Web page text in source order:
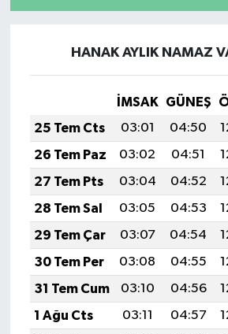
HANAK AYLIK NAMAZ
İMSAK GÜNEŞ
25 Tem Cts
03:01 04:50
26 Tem Paz
03:02 04:51
27 Tem Pts
03:04 04:52
28 Tem Sal
03:05 04:53
29 Tem Çar
03:07 04:54
30 Tem Per
03:08 04:55
31 Tem Cum
03:10 04:56
1 Ağu Cts
03:11 04:57